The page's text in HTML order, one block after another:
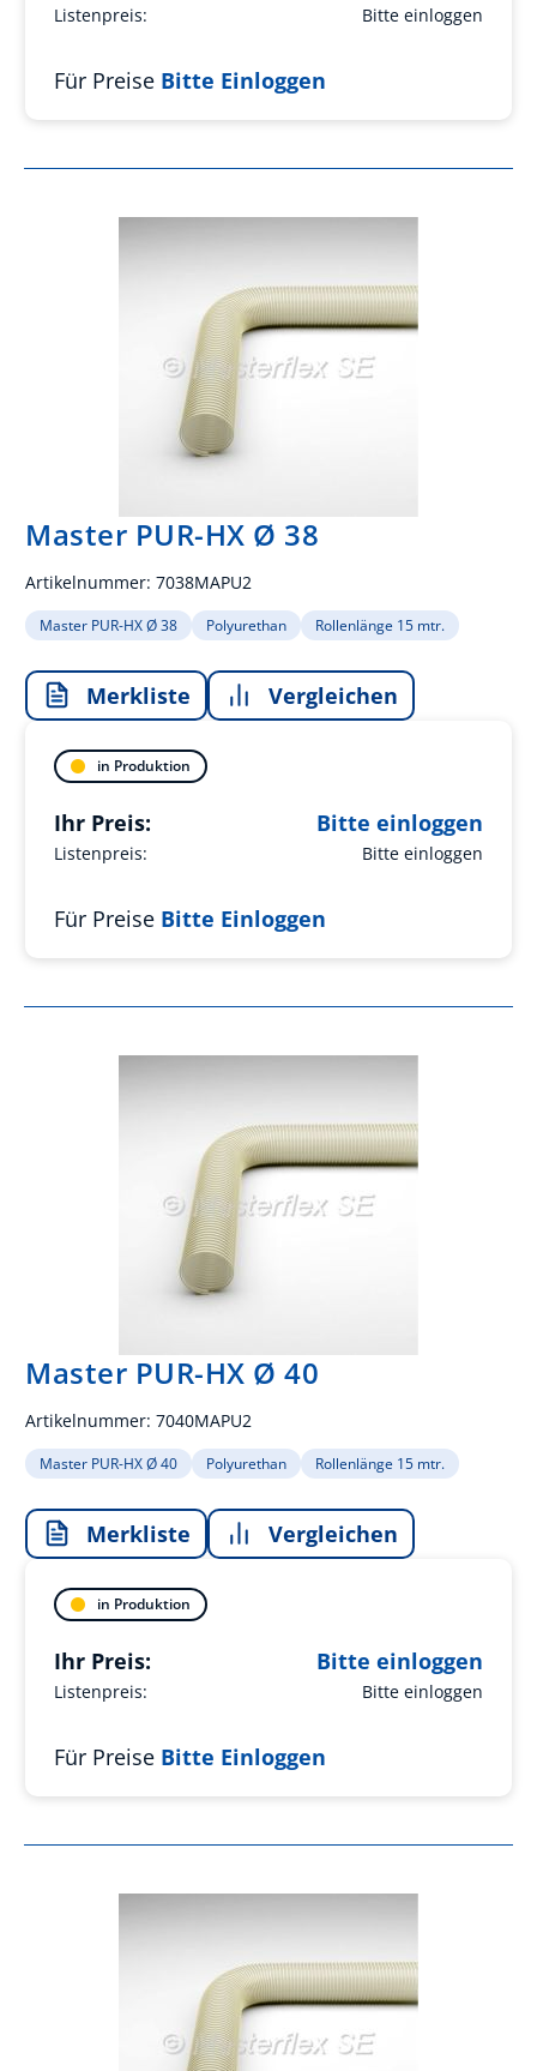
Listenpreis: Bitte einloggen
Für Preise Bitte Einloggen
Master PUR-HX Ø 38
Artikelnummer: 7038MAPU2
Master PUR-HX Ø 38 Polyurethan Rollenlänge 15 mtr.
Merkliste Vergleichen
in Produktion
Listenpreis: Bitte einloggen
Ihr Preis: Bitte einloggen
Für Preise Bitte Einloggen
Master PUR-HX Ø 40
Artikelnummer: 7040MAPU2
Master PUR-HX Ø 40 Polyurethan Rollenlänge 15 mtr.
Merkliste Vergleichen
in Produktion
Listenpreis: Bitte einloggen
Ihr Preis: Bitte einloggen
Für Preise Bitte Einloggen